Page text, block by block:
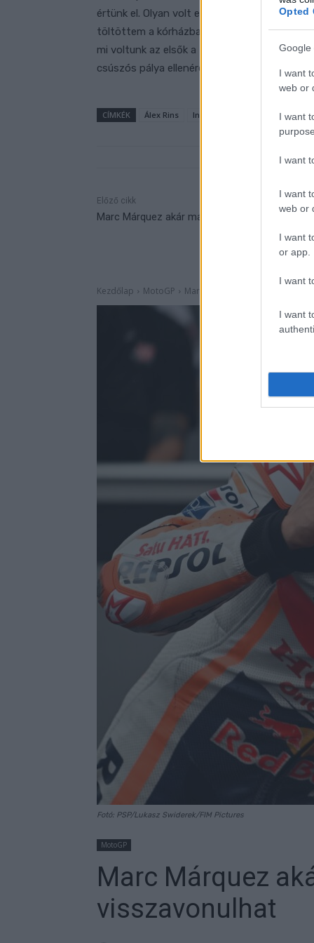
Opted
Google
I want
web or
I want
I want
I want
web or
I want
or app.
I want
I want
értünk el. Olyan volt ez számomra, mint
töltöttem a kórházban, szóval az, hogy
mi voltunk az elsők a Hondák közül. A
csúszós pálya ellenére is. Nagyon boldog
CÍMKÉK Álex Rins Indonéz Nagydíj LCR
Előző cikk
Marc Márquez akár már jövőre visszavonulhat